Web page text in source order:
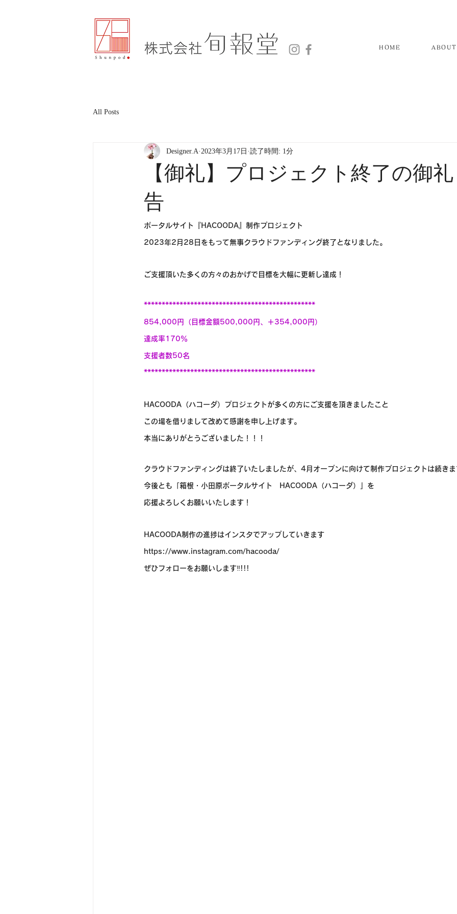
HOME ABOUT
All Posts
【御礼】プロジェクト終了の御
告
Designer.A 2023年3月17日 読了時間: 1分
ポータルサイト『HACOODA』制作プロジェクト
2023年2月28日をもって無事クラウドファンディング終了となりました。
ご支援頂いた多くの方々のおかげで目標を大幅に更新し達成！
************************************************
854,000円（目標金額500,000円、＋354,000円）
達成率170％
支援者数50名
************************************************
HACOODA（ハコーダ）プロジェクトが多くの方にご支援を頂きましたこと
この場を借りまして改めて感謝を申し上げます。
本当にありがとうございました！！！
クラウドファンディングは終了いたしましたが、4月オープンに向けて制作プロジェクトは続き
今後とも「箱根・小田原ポータルサイト　HACOODA（ハコーダ）」を
応援よろしくお願いいたします！
HACOODA制作の進捗はインスタでアップしていきます
https://www.instagram.com/hacooda/
ぜひフォローをお願いします‼!!!